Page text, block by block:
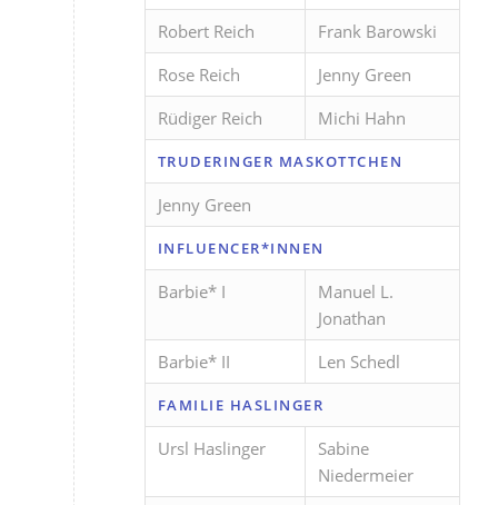
Robert Reich
Frank Barowski
Rose Reich
Jenny Green
Rüdiger Reich
Michi Hahn
TRUDERINGER MASKOTTCHEN
Jenny Green
INFLUENCER*INNEN
Barbie* I
Manuel L.
Jonathan
Barbie* II
Len Schedl
FAMILIE HASLINGER
Ursl Haslinger
Sabine
Niedermeier